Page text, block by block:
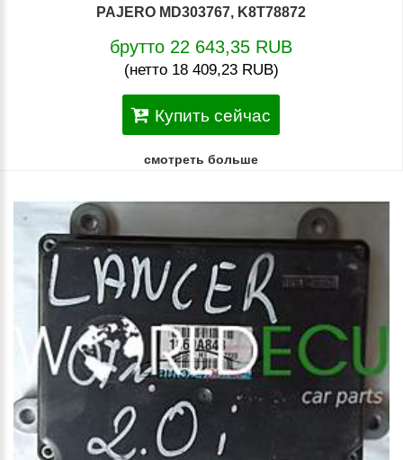
PAJERO MD303767, K8T78872
брутто 22 643,35 RUB
(нетто 18 409,23 RUB)
Купить сейчас
смотреть больше